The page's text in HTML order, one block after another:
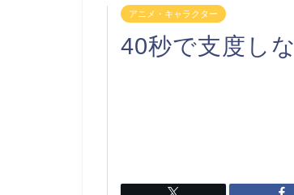
アニメ・キャラクター
40秒で支度しな